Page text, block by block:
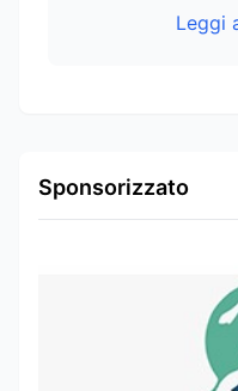
Leggi
Sponsorizzato